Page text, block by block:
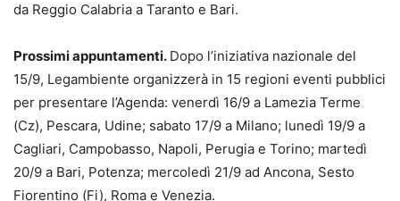
da Reggio Calabria a Taranto e Bari.
Prossimi appuntamenti. Dopo l’iniziativa nazionale del
15/9, Legambiente organizzerà in 15 regioni eventi pubblici
per presentare l’Agenda: venerdì 16/9 a Lamezia Terme
(Cz), Pescara, Udine; sabato 17/9 a Milano; lunedì 19/9 a
Cagliari, Campobasso, Napoli, Perugia e Torino; martedì
20/9 a Bari, Potenza; mercoledì 21/9 ad Ancona, Sesto
Fiorentino (Fi), Roma e Venezia.